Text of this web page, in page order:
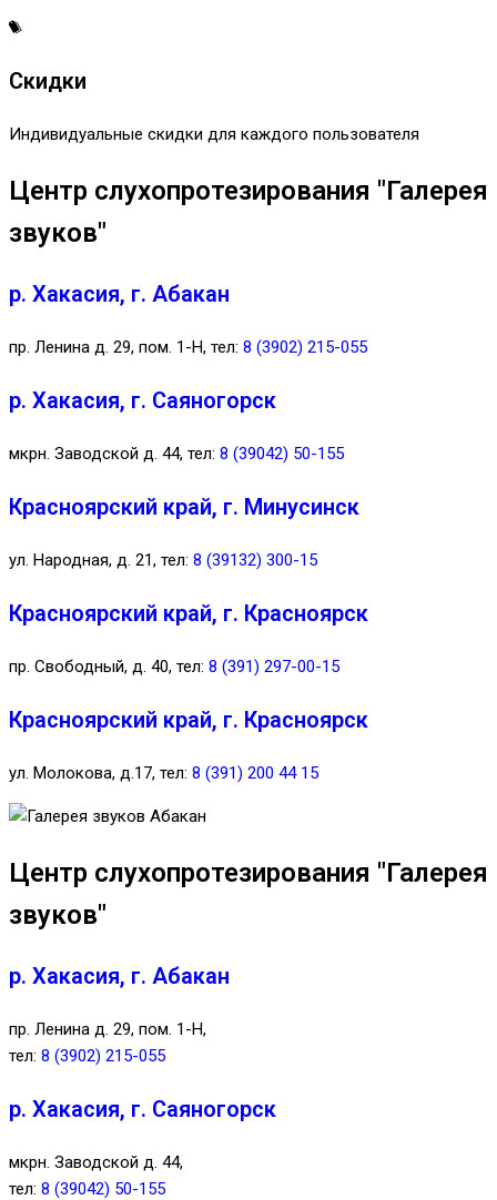
Скидки
Индивидуальные скидки для каждого пользователя
Центр слухопротезирования "Галерея
звуков"
р. Хакасия, г. Абакан
пр. Ленина д. 29, пом. 1-Н, тел: 8 (3902) 215-055
р. Хакасия, г. Саяногорск
мкрн. Заводской д. 44, тел: 8 (39042) 50-155
Красноярский край, г. Минусинск
ул. Народная, д. 21, тел: 8 (39132) 300-15
Красноярский край, г. Красноярск
пр. Свободный, д. 40, тел: 8 (391) 297-00-15
Красноярский край, г. Красноярск
ул. Молокова, д.17, тел: 8 (391) 200 44 15
Центр слухопротезирования "Галерея
звуков"
р. Хакасия, г. Абакан
пр. Ленина д. 29, пом. 1-Н,
тел: 8 (3902) 215-055
р. Хакасия, г. Саяногорск
мкрн. Заводской д. 44,
тел: 8 (39042) 50-155